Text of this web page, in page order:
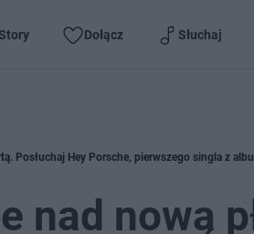
Dołącz Słuchaj
Posłuchaj Hey Porsche, pierwszego singla z
nad nową